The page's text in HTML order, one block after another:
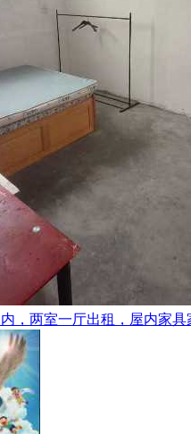
，两室一厅出租，屋内家具